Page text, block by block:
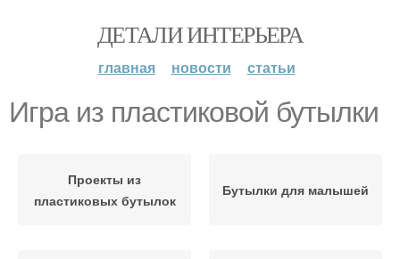
ДЕТАЛИ ИНТЕРЬЕРА
главная новости статьи
Игра из пластиковой бутылки
Проекты из
пластиковых бутылок
Бутылки для малышей